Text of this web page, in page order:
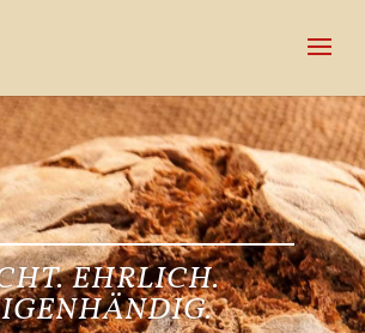
EHRLICH.